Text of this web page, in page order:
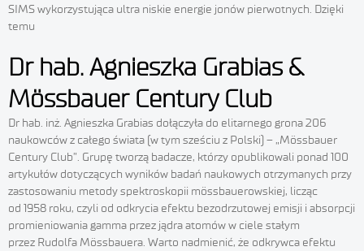
SIMS wykorzystująca ultra niskie energie jonów pierwotnych. Dzięki
temu
Dr hab. Agnieszka Grabias &
Mössbauer Century Club
Dr hab. inż. Agnieszka Grabias dołączyła do elitarnego grona 206
naukowców z całego świata (w tym sześciu z Polski) – „Mössbauer
Century Club”. Grupę tworzą badacze, którzy opublikowali ponad 100
artykułów dotyczących wyników badań naukowych otrzymanych przy
zastosowaniu metody spektroskopii mössbauerowskiej, licząc
od 1958 roku, czyli od odkrycia efektu bezodrzutowej emisji i absorpcji
promieniowania gamma przez jądra atomów w ciele stałym
przez Rudolfa Mössbauera. Warto nadmienić, że odkrywca efektu